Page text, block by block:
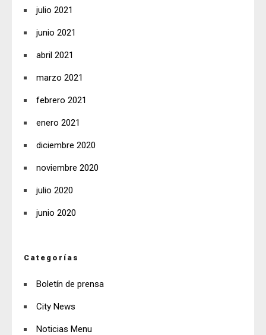
julio 2021
junio 2021
abril 2021
marzo 2021
febrero 2021
enero 2021
diciembre 2020
noviembre 2020
julio 2020
junio 2020
Categorías
Boletín de prensa
City News
Noticias Menu